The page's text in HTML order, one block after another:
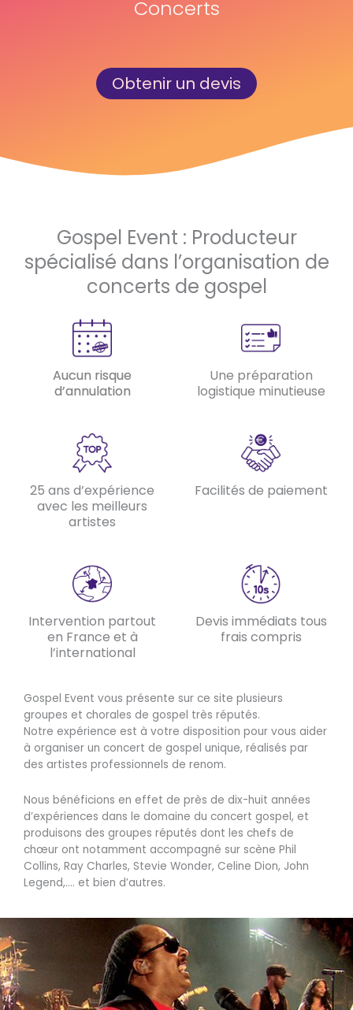
Concerts
Obtenir un devis
Gospel Event : Producteur
spécialisé dans l’organisation de
concerts de gospel
Aucun risque
d’annulation
Une préparation
logistique minutieuse
25 ans d’expérience
avec les meilleurs
artistes
Facilités de paiement
Intervention partout
en France et à
l’international
Devis immédiats tous
frais compris
Gospel Event vous présente sur ce site plusieurs
groupes et chorales de gospel très réputés.
Notre expérience est à votre disposition pour vous aider
à organiser un concert de gospel unique, réalisés par
des artistes professionnels de renom.
Nous bénéficions en effet de près de dix-huit années
d’expériences dans le domaine du concert gospel, et
produisons des groupes réputés dont les chefs de
chœur ont notamment accompagné sur scène Phil
Collins, Ray Charles, Stevie Wonder, Celine Dion, John
Legend,…. et bien d’autres.